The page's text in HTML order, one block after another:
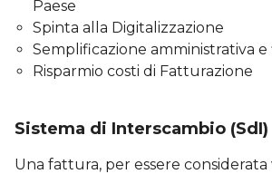
Paese
Spinta alla Digitalizzazione
Semplificazione amministrativa e
Risparmio costi di Fatturazione
Sistema di Interscambio (SdI)
Una fattura, per essere considerata